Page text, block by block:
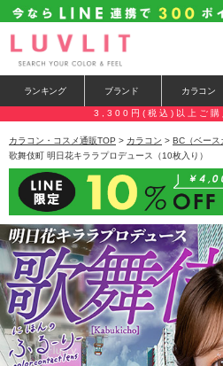
ランキング ブランド カラコン
3,300円(税込)以上ご購
カラコン・コスメ通販TOP > カラコン > BC（ベース
歌舞伎町 明日花キララプロデュース（10枚入り）